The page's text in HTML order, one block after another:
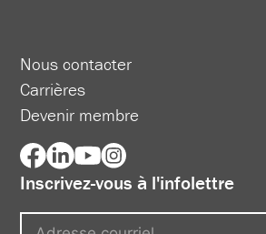
Nous contacter
Carrières
Devenir membre
Inscrivez-vous à l'infolettre